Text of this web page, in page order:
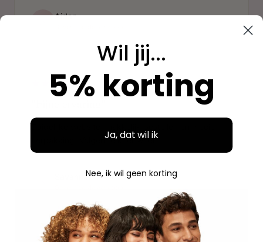
Aidan
verpakking. Volgende keer weer.
Savannah
Wil jij...
5% korting
Ja, dat wil ik
Nee, ik wil geen korting